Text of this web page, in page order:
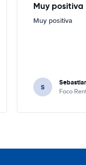
Muy positiva
Muy positiva
S Foco